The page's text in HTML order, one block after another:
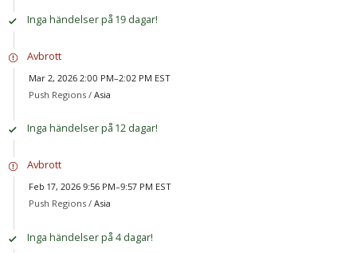
Inga händelser på 19 dagar!
Avbrott
Mar 2, 2026 2:00 PM–2:02 PM EST
Push Regions / Asia
Inga händelser på 12 dagar!
Avbrott
Feb 17, 2026 9:56 PM–9:57 PM EST
Push Regions / Asia
Inga händelser på 4 dagar!